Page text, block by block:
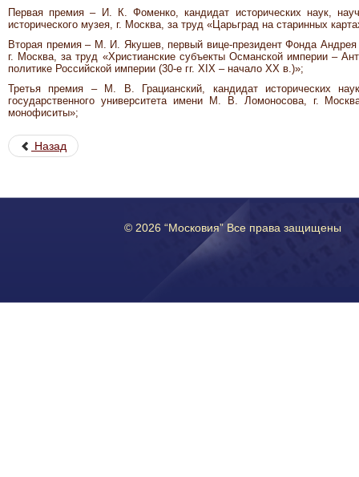
Первая премия – И. К. Фоменко, кандидат исторических наук,
исторического музея, г. Москва, за труд «Царьград на старинных
Вторая премия – М. И. Якушев, первый вице-президент Фонда
г. Москва, за труд «Христианские субъекты Османской империи –
политике Российской империи (30-е гг. XIX – начало XX в.)»;
Третья премия – М. В. Грацианский, кандидат исторических
государственного университета имени М. В. Ломоносова, г.
монофиситы»;
Назад
© 2026 “Московия” Все права защищены